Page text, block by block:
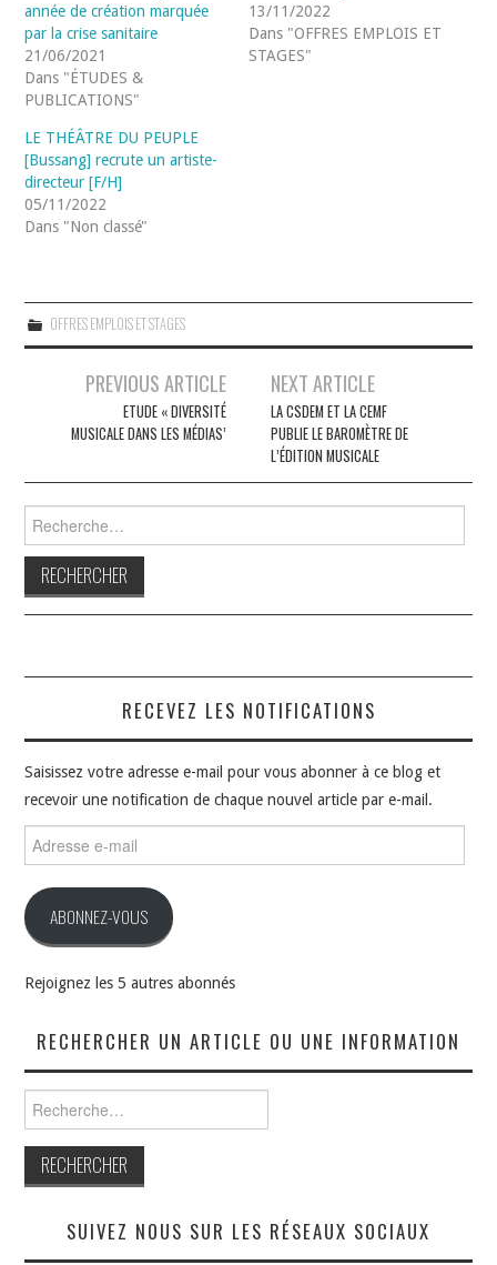
année de création marquée
par la crise sanitaire
21/06/2021
Dans "ÉTUDES &
PUBLICATIONS"
13/11/2022
Dans "OFFRES EMPLOIS ET
STAGES"
LE THÉÂTRE DU PEUPLE
[Bussang] recrute un artiste-
directeur [F/H]
05/11/2022
Dans "Non classé"
OFFRES EMPLOIS ET STAGES
Navigation
articles
PREVIOUS ARTICLE
ETUDE « DIVERSITÉ
MUSICALE DANS LES MÉDIAS’
NEXT ARTICLE
LA CSDEM ET LA CEMF
PUBLIE LE BAROMÈTRE DE
L’ÉDITION MUSICALE
Rechercher :
RECEVEZ LES NOTIFICATIONS
Saisissez votre adresse e-mail pour vous abonner à ce blog et
recevoir une notification de chaque nouvel article par e-mail.
Adresse
e-
ABONNEZ-VOUS
Rejoignez les 5 autres abonnés
RECHERCHER UN ARTICLE OU UNE INFORMATION
Rechercher :
SUIVEZ NOUS SUR LES RÉSEAUX SOCIAUX